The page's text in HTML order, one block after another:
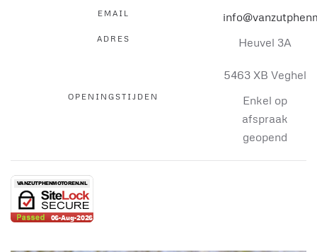
EMAIL
ADRES Heuvel 3A
5463 XB Veghel
OPENINGSTIJDEN
Enkel op
afspraak
geopend